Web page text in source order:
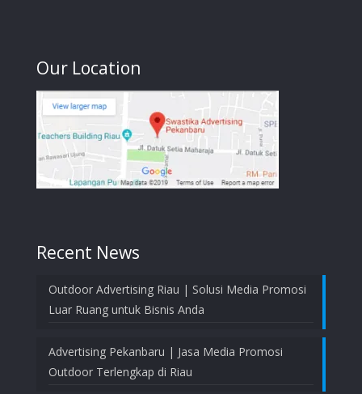
Our Location
Recent News
Outdoor Advertising Riau | Solusi Media Promosi
Luar Ruang untuk Bisnis Anda
Advertising Pekanbaru | Jasa Media Promosi
Outdoor Terlengkap di Riau